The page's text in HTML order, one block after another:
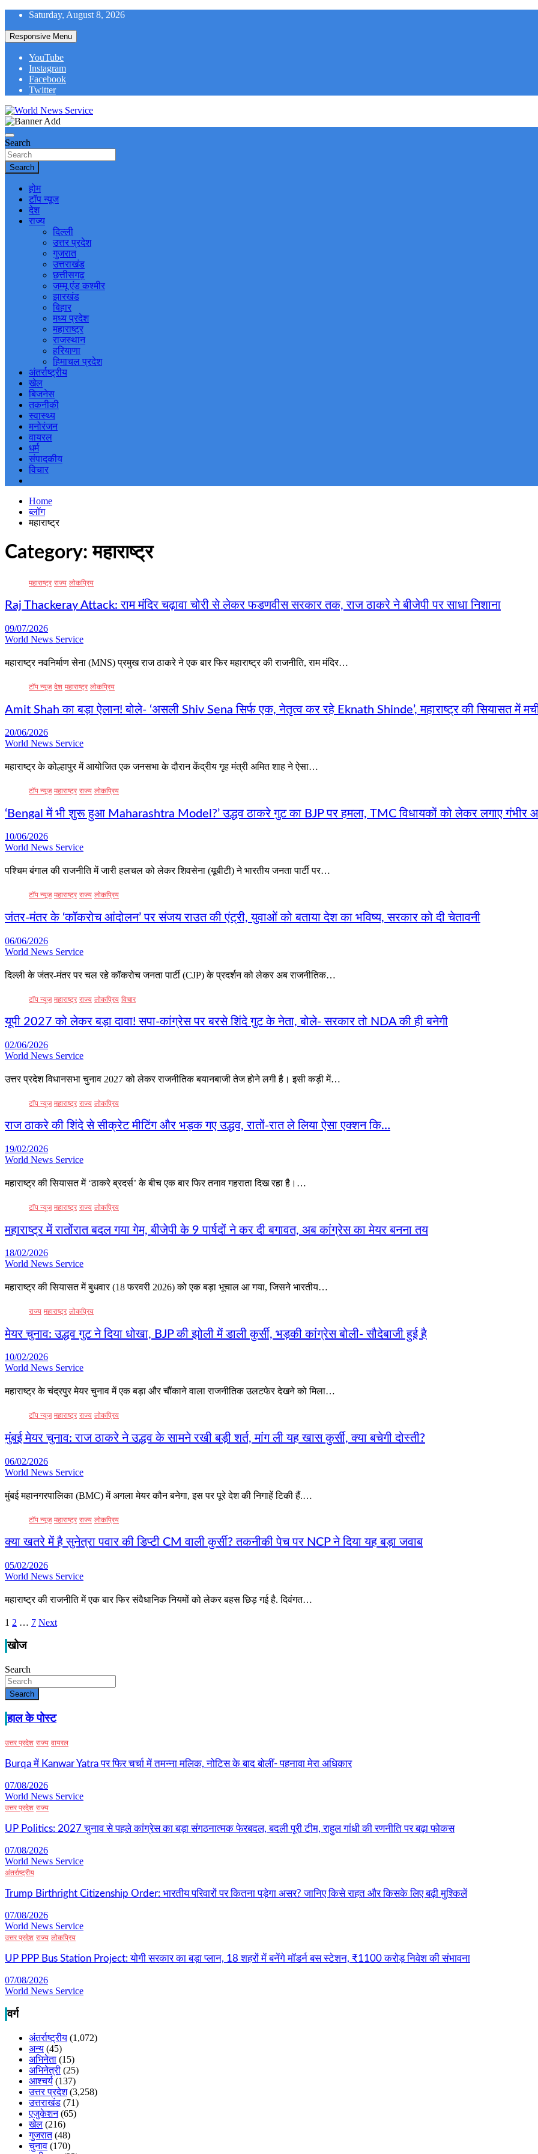
Skip
content
Saturday, August 8, 2026
Responsive Menu
YouTube
Instagram
Facebook
Twitter
World News Service
Search
Search
होम
टॉप न्यूज
देश
राज्य
दिल्ली
उत्तर प्रदेश
गुजरात
उत्तराखंड
छत्तीसगढ़
जम्मू एंड कश्मीर
झारखंड
बिहार
मध्य प्रदेश
महाराष्ट्र
राजस्थान
हरियाणा
हिमाचल प्रदेश
अंतर्राष्ट्रीय
खेल
बिजनेस
तकनीकी
स्वास्थ्य
मनोरंजन
वायरल
धर्म
संपादकीय
विचार
Home
ब्लॉग
महाराष्ट्र
Category:महाराष्ट्र
महाराष्ट्र राज्य लोकप्रिय
Raj Thackeray Attack: राम मंदिर चढ़ावा चोरी से लेकर फडणवीस सरकार तक, राज ठाकरे ने बीजेपी पर साधा निशाना
09/07/2026
World News Service
महाराष्ट्र नवनिर्माण सेना (MNS) प्रमुख राज ठाकरे ने एक बार फिर महाराष्ट्र की राजनीति, राम मंदिर…
टॉप न्यूज देश महाराष्ट्र लोकप्रिय
Amit Shah का बड़ा ऐलान! बोले- ‘असली Shiv Sena सिर्फ एक, नेतृत्व कर रहे Eknath Shinde’, महाराष्ट्र की सियासत में
20/06/2026
World News Service
महाराष्ट्र के कोल्हापुर में आयोजित एक जनसभा के दौरान केंद्रीय गृह मंत्री अमित शाह ने ऐसा…
टॉप न्यूज महाराष्ट्र राज्य लोकप्रिय
‘Bengal में भी शुरू हुआ Maharashtra Model?’ उद्धव ठाकरे गुट का BJP पर हमला, TMC विधायकों को लेकर लगाए गंभीर
10/06/2026
World News Service
पश्चिम बंगाल की राजनीति में जारी हलचल को लेकर शिवसेना (यूबीटी) ने भारतीय जनता पार्टी पर…
टॉप न्यूज महाराष्ट्र राज्य लोकप्रिय
जंतर-मंतर के ‘कॉकरोच आंदोलन’ पर संजय राउत की एंट्री, युवाओं को बताया देश का भविष्य, सरकार को दी चेतावनी
06/06/2026
World News Service
दिल्ली के जंतर-मंतर पर चल रहे कॉकरोच जनता पार्टी (CJP) के प्रदर्शन को लेकर अब राजनीतिक…
टॉप न्यूज महाराष्ट्र राज्य लोकप्रिय विचार
यूपी 2027 को लेकर बड़ा दावा! सपा-कांग्रेस पर बरसे शिंदे गुट के नेता, बोले- सरकार तो NDA की ही बनेगी
02/06/2026
World News Service
उत्तर प्रदेश विधानसभा चुनाव 2027 को लेकर राजनीतिक बयानबाजी तेज होने लगी है। इसी कड़ी में…
टॉप न्यूज महाराष्ट्र राज्य लोकप्रिय
राज ठाकरे की शिंदे से सीक्रेट मीटिंग और भड़क गए उद्धव, रातों-रात ले लिया ऐसा एक्शन कि…
19/02/2026
World News Service
महाराष्ट्र की सियासत में ‘ठाकरे ब्रदर्स’ के बीच एक बार फिर तनाव गहराता दिख रहा है।…
टॉप न्यूज महाराष्ट्र राज्य लोकप्रिय
महाराष्ट्र में रातोंरात बदल गया गेम, बीजेपी के 9 पार्षदों ने कर दी बगावत, अब कांग्रेस का मेयर बनना तय
18/02/2026
World News Service
महाराष्ट्र की सियासत में बुधवार (18 फरवरी 2026) को एक बड़ा भूचाल आ गया, जिसने भारतीय…
राज्य महाराष्ट्र लोकप्रिय
मेयर चुनाव: उद्धव गुट ने दिया धोखा, BJP की झोली में डाली कुर्सी, भड़की कांग्रेस बोली- सौदेबाजी हुई है
10/02/2026
World News Service
महाराष्ट्र के चंद्रपुर मेयर चुनाव में एक बड़ा और चौंकाने वाला राजनीतिक उलटफेर देखने को मिला…
टॉप न्यूज महाराष्ट्र राज्य लोकप्रिय
मुंबई मेयर चुनाव: राज ठाकरे ने उद्धव के सामने रखी बड़ी शर्त, मांग ली यह खास कुर्सी, क्या बचेगी दोस्ती?
06/02/2026
World News Service
मुंबई महानगरपालिका (BMC) में अगला मेयर कौन बनेगा, इस पर पूरे देश की निगाहें टिकी हैं.…
टॉप न्यूज महाराष्ट्र राज्य लोकप्रिय
क्या खतरे में है सुनेत्रा पवार की डिप्टी CM वाली कुर्सी? तकनीकी पेच पर NCP ने दिया यह बड़ा जवाब
05/02/2026
World News Service
महाराष्ट्र की राजनीति में एक बार फिर संवैधानिक नियमों को लेकर बहस छिड़ गई है. दिवंगत…
Posts
pagination
1 2 … 7 Next
खोज
Search
Search
हाल के पोस्ट
उत्तर प्रदेश राज्य वायरल
Burqa में Kanwar Yatra पर फिर चर्चा में तमन्ना मलिक, नोटिस के बाद बोलीं- पहनावा मेरा अधिकार
07/08/2026
World News Service
उत्तर प्रदेश राज्य
UP Politics: 2027 चुनाव से पहले कांग्रेस का बड़ा संगठनात्मक फेरबदल, बदली पूरी टीम, राहुल गांधी की रणनीति पर बढ़ा फोकस
07/08/2026
World News Service
अंतर्राष्ट्रीय
Trump Birthright Citizenship Order: भारतीय परिवारों पर कितना पड़ेगा असर? जानिए किसे राहत और किसके लिए बढ़ी मुश्किलें
07/08/2026
World News Service
उत्तर प्रदेश राज्य लोकप्रिय
UP PPP Bus Station Project: योगी सरकार का बड़ा प्लान, 18 शहरों में बनेंगे मॉडर्न बस स्टेशन, ₹1100 करोड़ निवेश की संभावना
07/08/2026
World News Service
वर्ग
अंतर्राष्ट्रीय (1,072)
अन्य (45)
अभिनेता (15)
अभिनेत्री (25)
आश्चर्य (137)
उत्तर प्रदेश(3,258)
उत्तराखंड (71)
एजुकेशन(65)
खेल (216)
गुजरात(48)
चुनाव (170)